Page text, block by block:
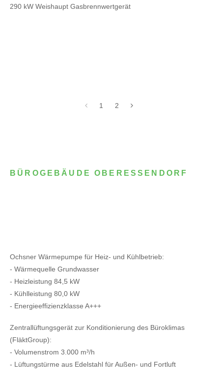
290 kW Weishaupt Gasbrennwertgerät
1 2
BÜROGEBÄUDE OBERESSENDORF
Ochsner Wärmepumpe für Heiz- und Kühlbetrieb:
- Wärmequelle Grundwasser
- Heizleistung 84,5 kW
- Kühlleistung 80,0 kW
- Energieeffizienzklasse A+++
Zentrallüftungsgerät zur Konditionierung des Büroklimas
(FläktGroup):
- Volumenstrom 3.000 m³/h
- Lüftungstürme aus Edelstahl für Außen- und Fortluft